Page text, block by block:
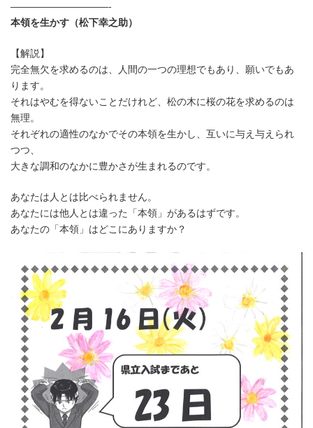
:
——————————-
本領を生かす（松下幸之助）
【解説】
完全無欠を求めるのは、人間の一つの理想でもあり、願いでもあ
ります。
それはやむを得ないことだけれど、松の木に桜の花を求めるのは
無理。
それぞれの適性のなかでその本領を生かし、互いに与え与えられ
つつ、
大きな調和のなかに豊かさが生まれるのです。
あなたは人とは比べられません。
あなたには他人とは違った「本領」があるはずです。
あなたの「本領」はどこにありますか？